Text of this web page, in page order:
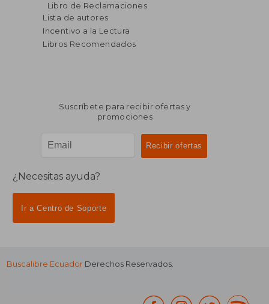
Libro de Reclamaciones
Lista de autores
Incentivo a la Lectura
Libros Recomendados
Suscríbete para recibir ofertas y
promociones
¿Necesitas ayuda?
Ir a Centro de Soporte
Buscalibre Ecuador Derechos Reservados.